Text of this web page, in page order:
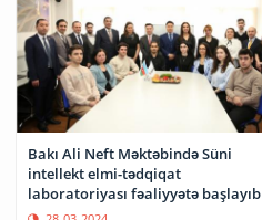
Bakı Ali Neft Məktəbində Süni
intellekt elmi-tədqiqat
laboratoriyası fəaliyyətə başlayıb